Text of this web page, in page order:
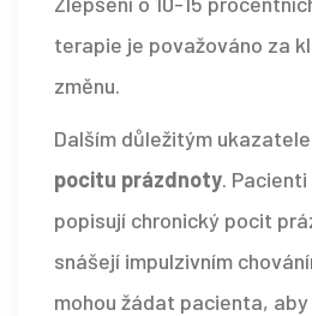
terapie je považováno za
změnu.
Dalším důležitým
pocitu prázdnoty.
popisují chronický pocit
snášejí impulzivním
mohou žádat pacienta,